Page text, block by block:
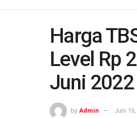
Harga
Level Rp
Juni 2022
by Admin Juni 16,